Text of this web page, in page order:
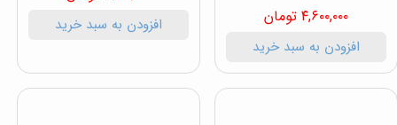
۴,۶۰۰,۰۰۰ تومان
افزودن به سبد خرید
افزودن به سبد خرید